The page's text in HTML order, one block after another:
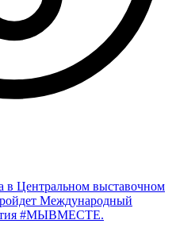
в Центральном выставочном
Международный
#МЫВМЕСТЕ.